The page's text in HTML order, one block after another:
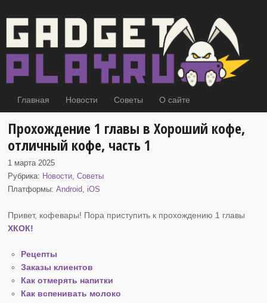
Главная Новости Советы О сайте
Прохождение 1 главы в Хороший кофе,
отличный кофе, часть 1
1 марта 2025
Рубрика: Новости,Советы
Платформы:Android, iOS
Привет, кофевары! Пора приступить к прохождению 1 главы
ХКОК!
Рецепты
Заказы клиентов
Как отмерять напитки
Как вспенивать молоко